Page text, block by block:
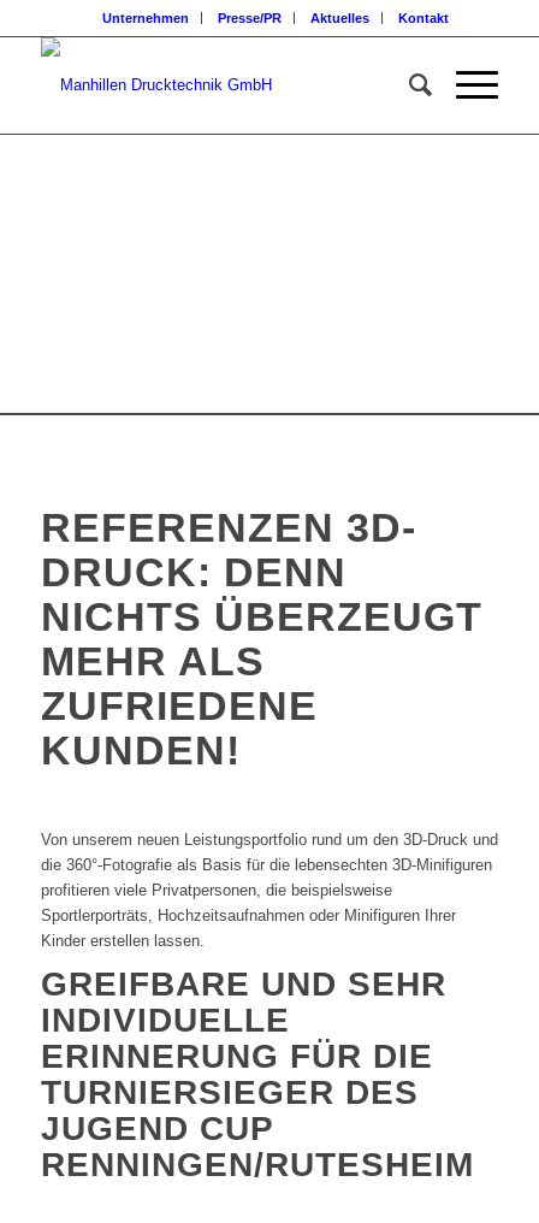
Unternehmen Presse/PR Aktuelles Kontakt
REFERENZEN 3D-
DRUCK: DENN
NICHTS ÜBERZEUGT
MEHR ALS
ZUFRIEDENE
KUNDEN!
Von unserem neuen Leistungsportfolio rund um den 3D-Druck und
die 360°-Fotografie als Basis für die lebensechten 3D-Minifiguren
profitieren viele Privatpersonen, die beispielsweise
Sportlerporträts, Hochzeitsaufnahmen oder Minifiguren Ihrer
Kinder erstellen lassen.
GREIFBARE UND SEHR
INDIVIDUELLE
ERINNERUNG FÜR DIE
TURNIERSIEGER DES
JUGEND CUP
RENNINGEN/RUTESHEIM